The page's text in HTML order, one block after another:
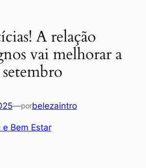
A relação
vai melhorar a
—porbelezaintro
e Bem Estar